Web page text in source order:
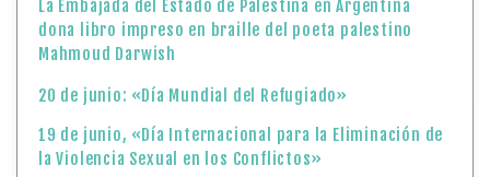
La Embajada del Estado de Palestina en Argentina
dona libro impreso en braille del poeta palestino
Mahmoud Darwish
20 de junio: «Día Mundial del Refugiado»
19 de junio, «Día Internacional para la Eliminación de
la Violencia Sexual en los Conflictos»